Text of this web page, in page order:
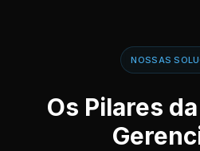
NOSSAS
Os Pilares